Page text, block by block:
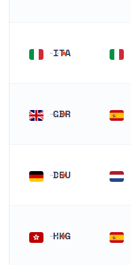
ITA
GBR
DEU
HKG